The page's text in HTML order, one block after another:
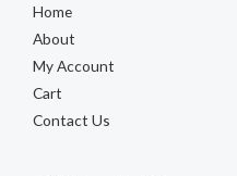
Home
About
My Account
Cart
Contact Us